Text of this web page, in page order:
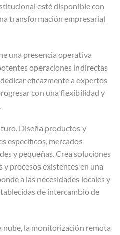
esté disponible con
transformación empresarial
una presencia operativa
operaciones indirectas
eficazmente a expertos
con una flexibilidad y
Diseña productos y
específicos, mercados
y pequeñas. Crea soluciones
procesos existentes en una
a las necesidades locales y
de intercambio de
la monitorización remota